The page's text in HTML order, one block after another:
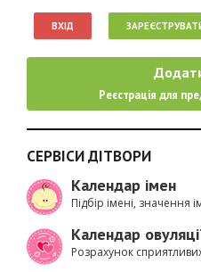
ВХІД
Реєстрація для
СЕРВІСИ ДІТВОРИ
Календар імен
Підбір імені, значення
Календар
Розрахунок